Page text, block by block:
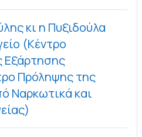
κι η Πυξιδούλα
(Κέντρο
Εξάρτησης
Πρόληψης της
Ναρκωτικά και